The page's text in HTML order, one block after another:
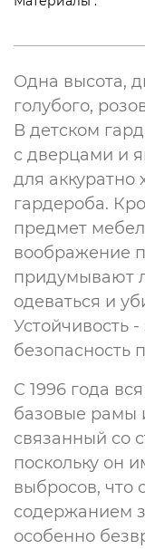
Свет
Ковры
Офисная
Техника
Одна высота,
голубого,
В детском
с дверцами и
для аккуратно
гардероба.
предмет
воображение
придумывают
одеваться и
Устойчивость
безопасность
С 1996 года
базовые рамы
связанный со
поскольку он
выбросов, что
содержанием
особенно